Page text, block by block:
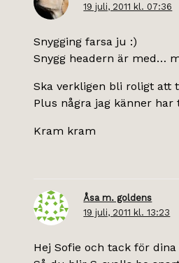
19 juli, 2011 kl. 07:36
Snygging farsa ju :)
Snygg headern är med…
Ska verkligen bli roligt att
Plus några jag känner
Kram kram
Åsa m. goldens
19 juli, 2011 kl. 13:23
Hej Sofie och tack för